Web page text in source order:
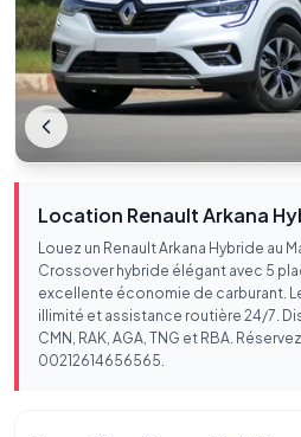
Location Renault Arkana
Louez un Renault Arkana Hybride au
Crossover hybride élégant avec 5
excellente économie de carburant.
illimité et assistance routière 24/7.
CMN, RAK, AGA, TNG et RBA.
00212614656565.